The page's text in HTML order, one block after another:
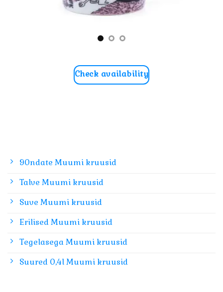
Check availability
90ndate Muumi kruusid
Talve Muumi kruusid
Suve Muumi kruusid
Erilised Muumi kruusid
Tegelasega Muumi kruusid
Suured 0,4l Muumi kruusid